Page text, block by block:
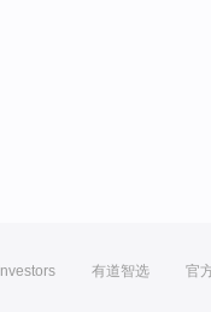
Investors 有道智选 官